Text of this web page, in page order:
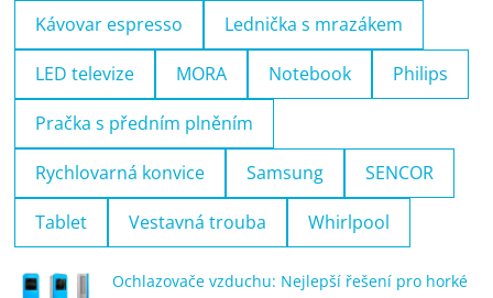
Kávovar espresso Lednička s mrazákem
LED televize MORA Notebook Philips
Pračka s předním plněním
Rychlovarná konvice Samsung SENCOR
Tablet Vestavná trouba Whirlpool
Ochlazovače vzduchu: Nejlepší řešení pro horké